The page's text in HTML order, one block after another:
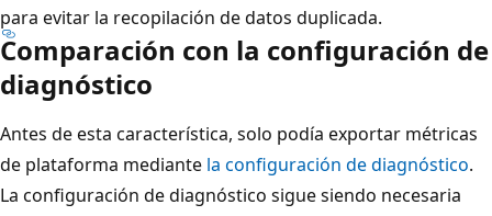
para evitar la recopilación de datos duplicada.
Comparación con la configuración de
diagnóstico
Antes de esta característica, solo podía exportar métricas
de plataforma mediante la configuración de diagnóstico.
La configuración de diagnóstico sigue siendo necesaria